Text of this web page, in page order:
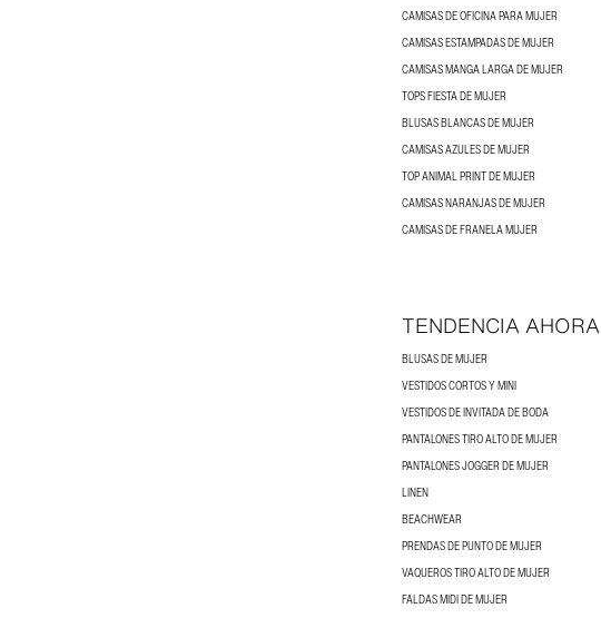
CAMISAS DE OFICINA PARA MUJER
CAMISAS ESTAMPADAS DE MUJER
CAMISAS MANGA LARGA DE MUJER
TOPS FIESTA DE MUJER
BLUSAS BLANCAS DE MUJER
CAMISAS AZULES DE MUJER
TOP ANIMAL PRINT DE MUJER
CAMISAS NARANJAS DE MUJER
CAMISAS DE FRANELA MUJER
TENDENCIA AHORA
BLUSAS DE MUJER
VESTIDOS CORTOS Y MINI
VESTIDOS DE INVITADA DE BODA
PANTALONES TIRO ALTO DE MUJER
PANTALONES JOGGER DE MUJER
LINEN
BEACHWEAR
PRENDAS DE PUNTO DE MUJER
VAQUEROS TIRO ALTO DE MUJER
FALDAS MIDI DE MUJER